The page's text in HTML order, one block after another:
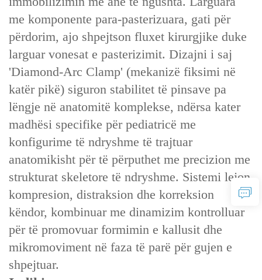
me komponente para-pasterizuara, gati për
përdorim, ajo shpejtson fluxet kirurgjike duke
larguar vonesat e pasterizimit. Dizajni i saj
'Diamond-Arc Clamp' (mekanizë fiksimi në
katër pikë) siguron stabilitet të pinsave pa
lëngje në anatomitë komplekse, ndërsa kater
madhësi specifike për pediatricë me
konfigurime të ndryshme të trajtuar
anatomikisht për të përputhet me precizion me
strukturat skeletore të ndryshme. Sistemi lejon
kompresion, distraksion dhe korreksion
këndor, kombinuar me dinamizim kontrolluar
për të promovuar formimin e kallusit dhe
mikromoviment në faza të parë për gujen e
shpejtuar.